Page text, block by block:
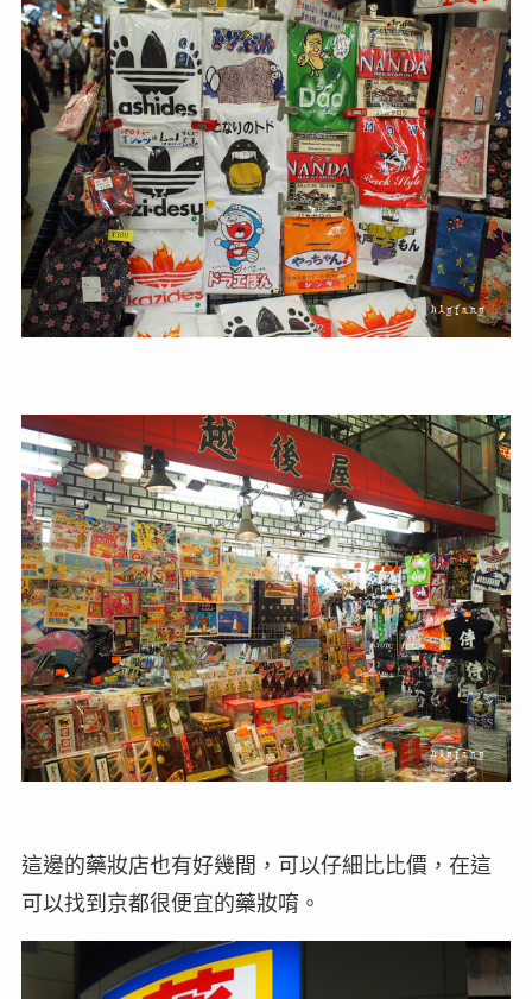
這邊的藥妝店也有好幾間，可以仔細比比價，在這
可以找到京都很便宜的藥妝唷。